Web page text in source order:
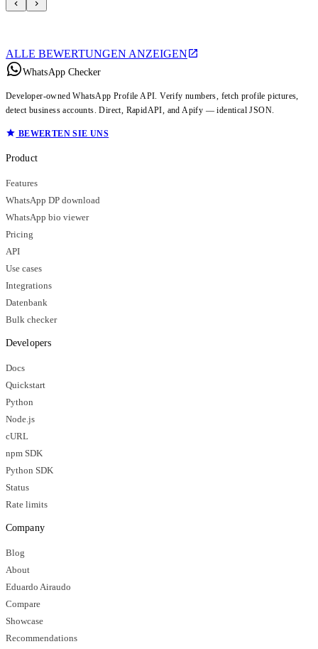
ALLE BEWERTUNGEN ANZEIGEN
WhatsApp Checker
Developer-owned WhatsApp Profile API. Verify numbers, fetch profile pictures,
detect business accounts. Direct, RapidAPI, and Apify — identical JSON.
BEWERTEN SIE UNS
Product
Features
WhatsApp DP download
WhatsApp bio viewer
Pricing
API
Use cases
Integrations
Datenbank
Bulk checker
Developers
Docs
Quickstart
Python
Node.js
cURL
npm SDK
Python SDK
Status
Rate limits
Company
Blog
About
Eduardo Airaudo
Compare
Showcase
Recommendations